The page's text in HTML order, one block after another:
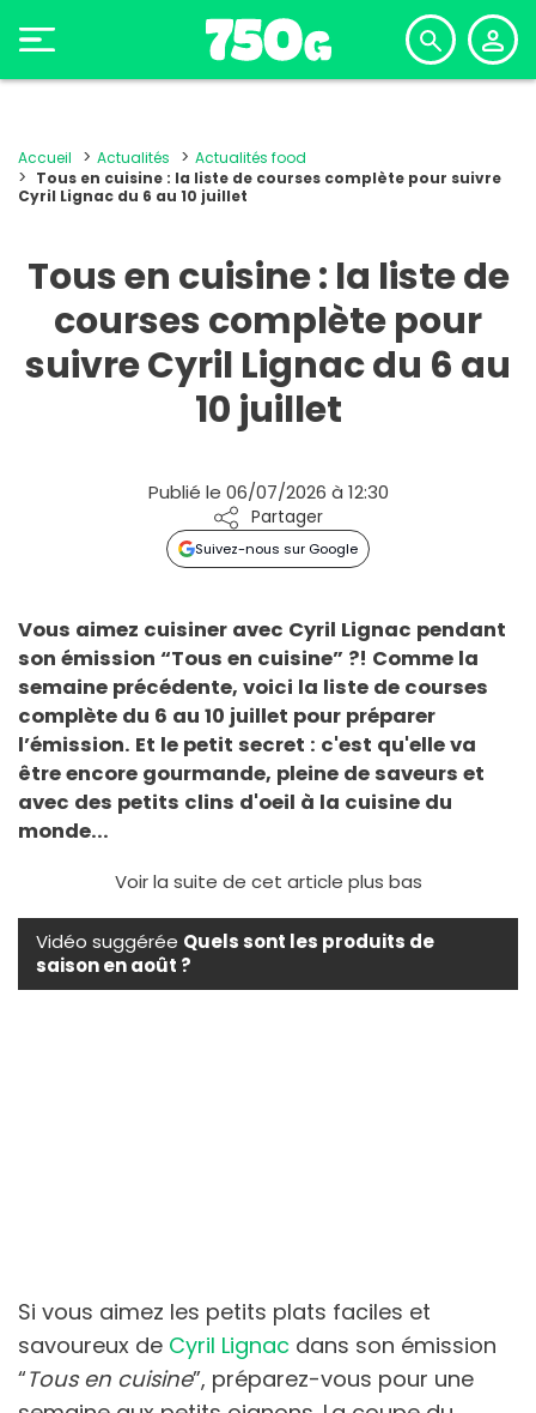
Accueil Actualités
Actualités food
Tous en cuisine : la liste de courses complète pour suivre
Cyril Lignac du 6 au 10 juillet
Tous en cuisine : la liste de
courses complète pour
suivre Cyril Lignac du 6 au
10 juillet
Publié le 06/07/2026 à 12:30
Partager
Suivez-nous sur Google
Vous aimez cuisiner avec Cyril Lignac pendant
son émission “Tous en cuisine” ?! Comme la
semaine précédente, voici la liste de courses
complète du 6 au 10 juillet pour préparer
l’émission. Et le petit secret : c'est qu'elle va
être encore gourmande, pleine de saveurs et
avec des petits clins d'oeil à la cuisine du
monde...
Voir la suite de cet article plus bas
Vidéo suggérée Quels sont les produits de
saison en août ?
Si vous aimez les petits plats faciles et
savoureux de Cyril Lignac dans son émission
“Tous en cuisine”, préparez-vous pour une